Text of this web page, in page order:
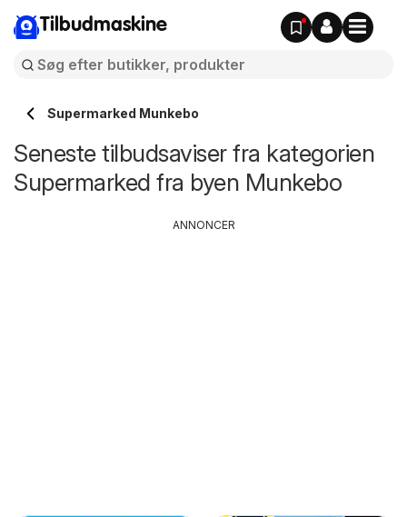
Tilbudmaskine
Supermarked Munkebo
Seneste tilbudsaviser fra kategorien
Supermarked fra byen Munkebo
ANNONCER